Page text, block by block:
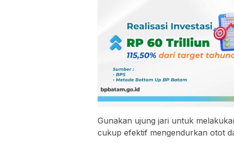
Gunakan ujung jari untuk
cukup efektif mengendurkan otot